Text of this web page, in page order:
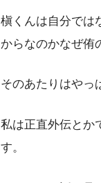
槇くんは自分では
からなのかなぜ侑
そのあたりはやっ
私は正直外伝とか
す。